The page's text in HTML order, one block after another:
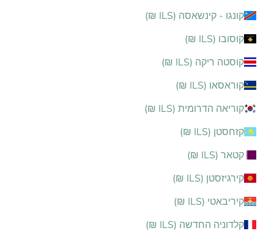
קונגו - קינשאסה (ILS ₪)
קוסובו (ILS ₪)
קוסטה ריקה (ILS ₪)
קוראסאו (ILS ₪)
קוריאה הדרומית (ILS ₪)
קזחסטן (ILS ₪)
קטאר (ILS ₪)
קירגיזסטן (ILS ₪)
קיריבאטי (ILS ₪)
קלדוניה החדשה (ILS ₪)